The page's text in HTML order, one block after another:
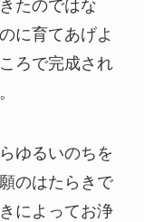
たのではな
に育てあげよ
ろで完成され
ゆるいのちを
のはたらきで
によってお浄